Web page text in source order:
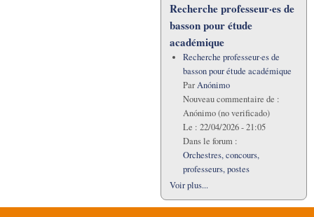
Recherche professeur·es de
basson pour étude
académique
Recherche professeur·es de
basson pour étude académique
ParAnónimo
Nouveau commentaire de :
Anónimo (no verificado)
Le : 22/04/2026 - 21:05
Dans le forum :
Orchestres, concours,
professeurs, postes
Voir plus...